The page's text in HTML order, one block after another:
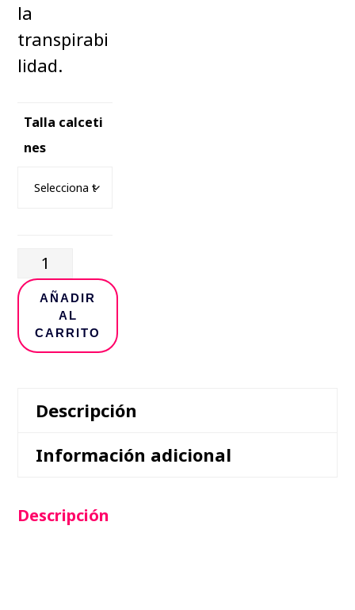
la
transpirabi
lidad.
Talla calceti
nes
Fucking
calcetines
cantidad
AÑADIR
AL
CARRITO
Descripción
Información adicional
Descripción